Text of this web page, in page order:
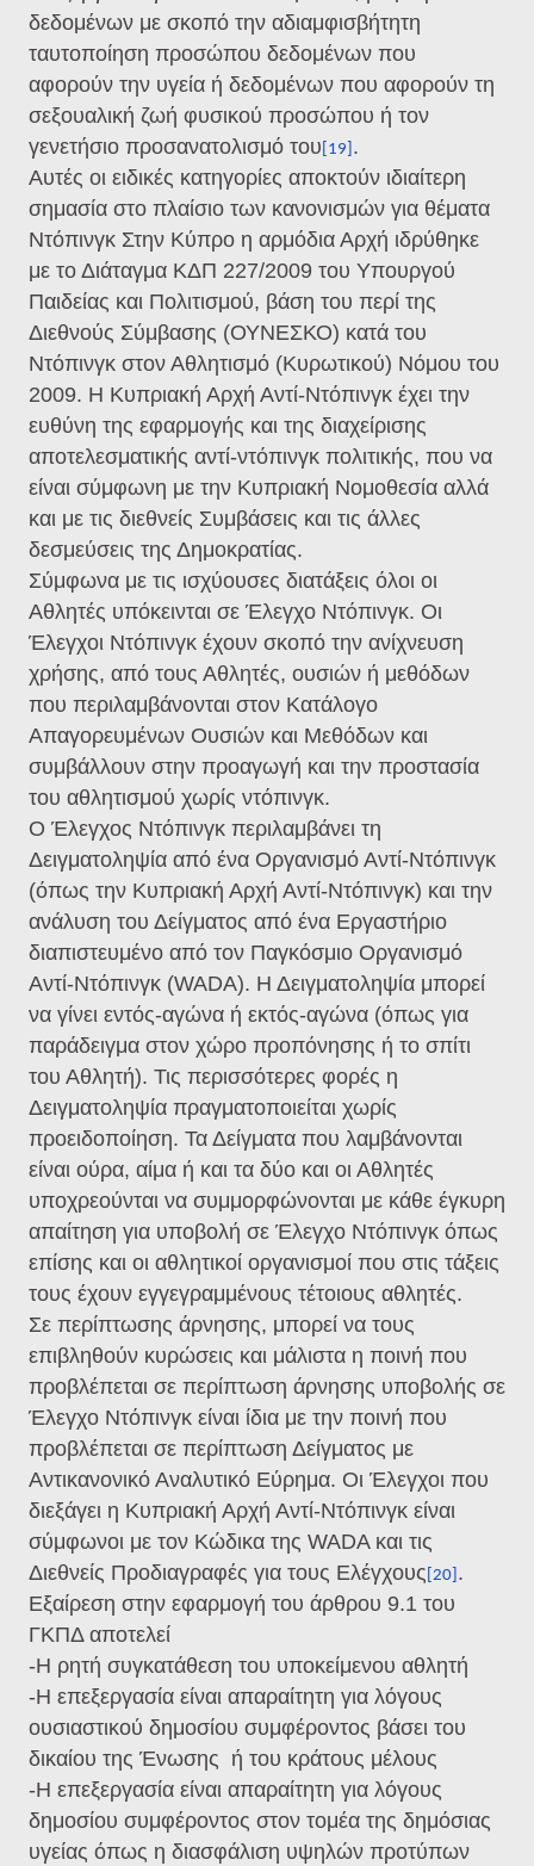
δεδομένων με σκοπό την αδιαμφισβήτητη
ταυτοποίηση προσώπου δεδομένων που
αφορούν την υγεία ή δεδομένων που αφορούν τη
σεξουαλική ζωή φυσικού προσώπου ή τον
γενετήσιο προσανατολισμό του [19] .
Αυτές οι ειδικές κατηγορίες αποκτούν ιδιαίτερη
σημασία στο πλαίσιο των κανονισμών για θέματα
Ντόπινγκ Στην Κύπρο η αρμόδια Αρχή ιδρύθηκε
με το Διάταγμα ΚΔΠ 227/2009 του Υπουργού
Παιδείας και Πολιτισμού, βάση του περί της
Διεθνούς Σύμβασης (ΟΥΝΕΣΚΟ) κατά του
Ντόπινγκ στον Αθλητισμό (Κυρωτικού) Νόμου του
2009. Η Κυπριακή Αρχή Αντί-Ντόπινγκ έχει την
ευθύνη της εφαρμογής και της διαχείρισης
αποτελεσματικής αντί-ντόπινγκ πολιτικής, που να
είναι σύμφωνη με την Κυπριακή Νομοθεσία αλλά
και με τις διεθνείς Συμβάσεις και τις άλλες
δεσμεύσεις της Δημοκρατίας.
Σύμφωνα με τις ισχύουσες διατάξεις όλοι οι
Αθλητές υπόκεινται σε Έλεγχο Ντόπινγκ. Οι
Έλεγχοι Ντόπινγκ έχουν σκοπό την ανίχνευση
χρήσης, από τους Αθλητές, ουσιών ή μεθόδων
που περιλαμβάνονται στον Κατάλογο
Απαγορευμένων Ουσιών και Μεθόδων και
συμβάλλουν στην προαγωγή και την προστασία
του αθλητισμού χωρίς ντόπινγκ.
Ο Έλεγχος Ντόπινγκ περιλαμβάνει τη
Δειγματοληψία από ένα Οργανισμό Αντί-Ντόπινγκ
(όπως την Κυπριακή Αρχή Αντί-Ντόπινγκ) και την
ανάλυση του Δείγματος από ένα Εργαστήριο
διαπιστευμένο από τον Παγκόσμιο Οργανισμό
Αντί-Ντόπινγκ (WADA). Η Δειγματοληψία μπορεί
να γίνει εντός-αγώνα ή εκτός-αγώνα (όπως για
παράδειγμα στον χώρο προπόνησης ή το σπίτι
του Αθλητή). Τις περισσότερες φορές η
Δειγματοληψία πραγματοποιείται χωρίς
προειδοποίηση. Τα Δείγματα που λαμβάνονται
είναι ούρα, αίμα ή και τα δύο και οι Αθλητές
υποχρεούνται να συμμορφώνονται με κάθε έγκυρη
απαίτηση για υποβολή σε Έλεγχο Ντόπινγκ όπως
επίσης και οι αθλητικοί οργανισμοί που στις τάξεις
τους έχουν εγγεγραμμένους τέτοιους αθλητές.
Σε περίπτωσης άρνησης, μπορεί να τους
επιβληθούν κυρώσεις και μάλιστα η ποινή που
προβλέπεται σε περίπτωση άρνησης υποβολής σε
Έλεγχο Ντόπινγκ είναι ίδια με την ποινή που
προβλέπεται σε περίπτωση Δείγματος με
Αντικανονικό Αναλυτικό Εύρημα. Οι Έλεγχοι που
διεξάγει η Κυπριακή Αρχή Αντί-Ντόπινγκ είναι
σύμφωνοι με τον Κώδικα της WADA και τις
Διεθνείς Προδιαγραφές για τους Ελέγχους [20] .
Εξαίρεση στην εφαρμογή του άρθρου 9.1 του
ΓΚΠΔ αποτελεί
-Η ρητή συγκατάθεση του υποκείμενου αθλητή
-Η επεξεργασία είναι απαραίτητη για λόγους
ουσιαστικού δημοσίου συμφέροντος βάσει του
δικαίου της Ένωσης ή του κράτους μέλους
-Η επεξεργασία είναι απαραίτητη για λόγους
δημοσίου συμφέροντος στον τομέα της δημόσιας
υγείας όπως η διασφάλιση υψηλών προτύπων